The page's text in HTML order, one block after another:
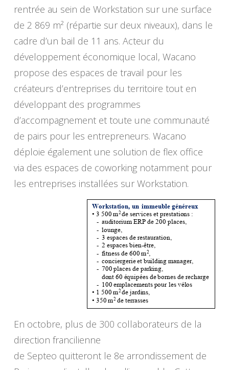
rentrée au sein de Workstation sur une surface
de 2 869 m² (répartie sur deux niveaux), dans le
cadre d’un bail de 11 ans. Acteur du
développement économique local, Wacano
propose des espaces de travail pour les
créateurs d’entreprises du territoire tout en
développant des programmes
d’accompagnement et toute une communauté
de pairs pour les entrepreneurs. Wacano
déploie également une solution de flex office
via des espaces de coworking notamment pour
les entreprises installées sur Workstation.
En octobre, plus de 300 collaborateurs de la
direction francilienne
de Septeo quitteront le 8e arrondissement de